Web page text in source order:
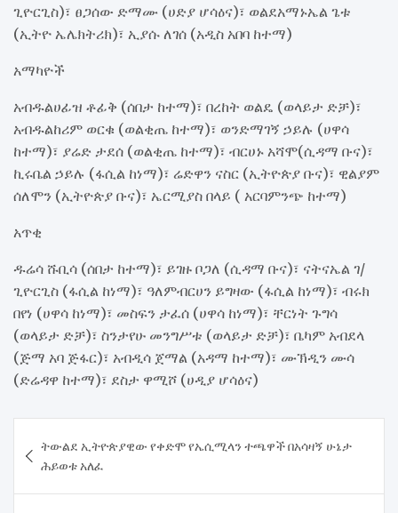
ጊዮርጊስ)፣ ፀጋሰው ድማሙ (ሀድያ ሆሳዕና)፣ ወልደአማኑኤል ጌቱ
(ኢትዮ ኤሌክትሪክ)፣ ኢያሱ ለገሰ (አዲስ አበባ ከተማ)
አማካዮች
አብዱልሀፊዝ ቶፊቅ (ሰበታ ከተማ)፣ በረከት ወልዴ (ወላይታ ድቻ)፣
አብዱልከሪም ወርቁ (ወልቂጤ ከተማ)፣ ወንድማገኝ ኃይሉ (ሀዋሳ
ከተማ)፣ ያሬድ ታደሰ (ወልቂጤ ከተማ)፣ ብርሀኑ አሻሞ(ሲዳማ ቡና)፣
ኪሩቤል ኃይሉ (ፋሲል ከነማ)፣ ሬድዋን ናስር (ኢትዮጵያ ቡና)፣ ዊልያም
ሰለሞን (ኢትዮጵያ ቡና)፣ ኤርሚያስ በላይ ( አርባምንጭ ከተማ)
አጥቂ
ዱሬሳ ሹቢሳ (ሰበታ ከተማ)፣ ይገዙ ቦጋለ (ሲዳማ ቡና)፣ ናትናኤል ገ/
ጊዮርጊስ (ፋሲል ከነማ)፣ ዓለምብርሀን ይግዛው (ፋሲል ከነማ)፣ ብሩክ
በየነ (ሀዋሳ ከነማ)፣ መስፍን ታፈሰ (ሀዋሳ ከነማ)፣ ቸርነት ጉግሳ
(ወላይታ ድቻ)፣ ስንታየሁ መንግሥቱ (ወላይታ ድቻ)፣ ቤካም አብደላ
(ጅማ አባ ጅፋር)፣ አብዲሳ ጀማል (አዳማ ከተማ)፣ ሙኽዲን ሙሳ
(ድሬዳዋ ከተማ)፣ ደስታ ዋሚሾ (ሀዲያ ሆሳዕና)
navigation
ትውልደ ኢትዮጵያዊው የቀድሞ የኤሲሚላን ተጫዋች በአሳዛኝ ሁኔታ
ሕይወቱ አለፈ